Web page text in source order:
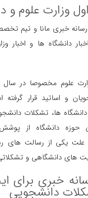
وزارت علوم و
خبری مانا و تیم
دانشگاه ها و اخبار
علوم مخصوصا در سال
و اساتید قرار
ها، تشکلات
حوزه دانشگاه از
یکی از رسالت های
های دانشگاهی و
خبری برای
دانشجویی